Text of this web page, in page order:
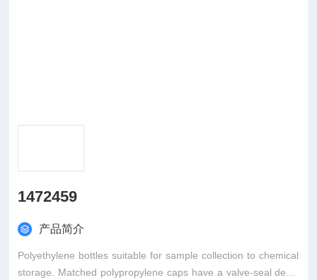
1472459
产品简介
Polyethylene bottles suitable for sample collection to chemical
storage. Matched polypropylene caps have a valve-seal desig